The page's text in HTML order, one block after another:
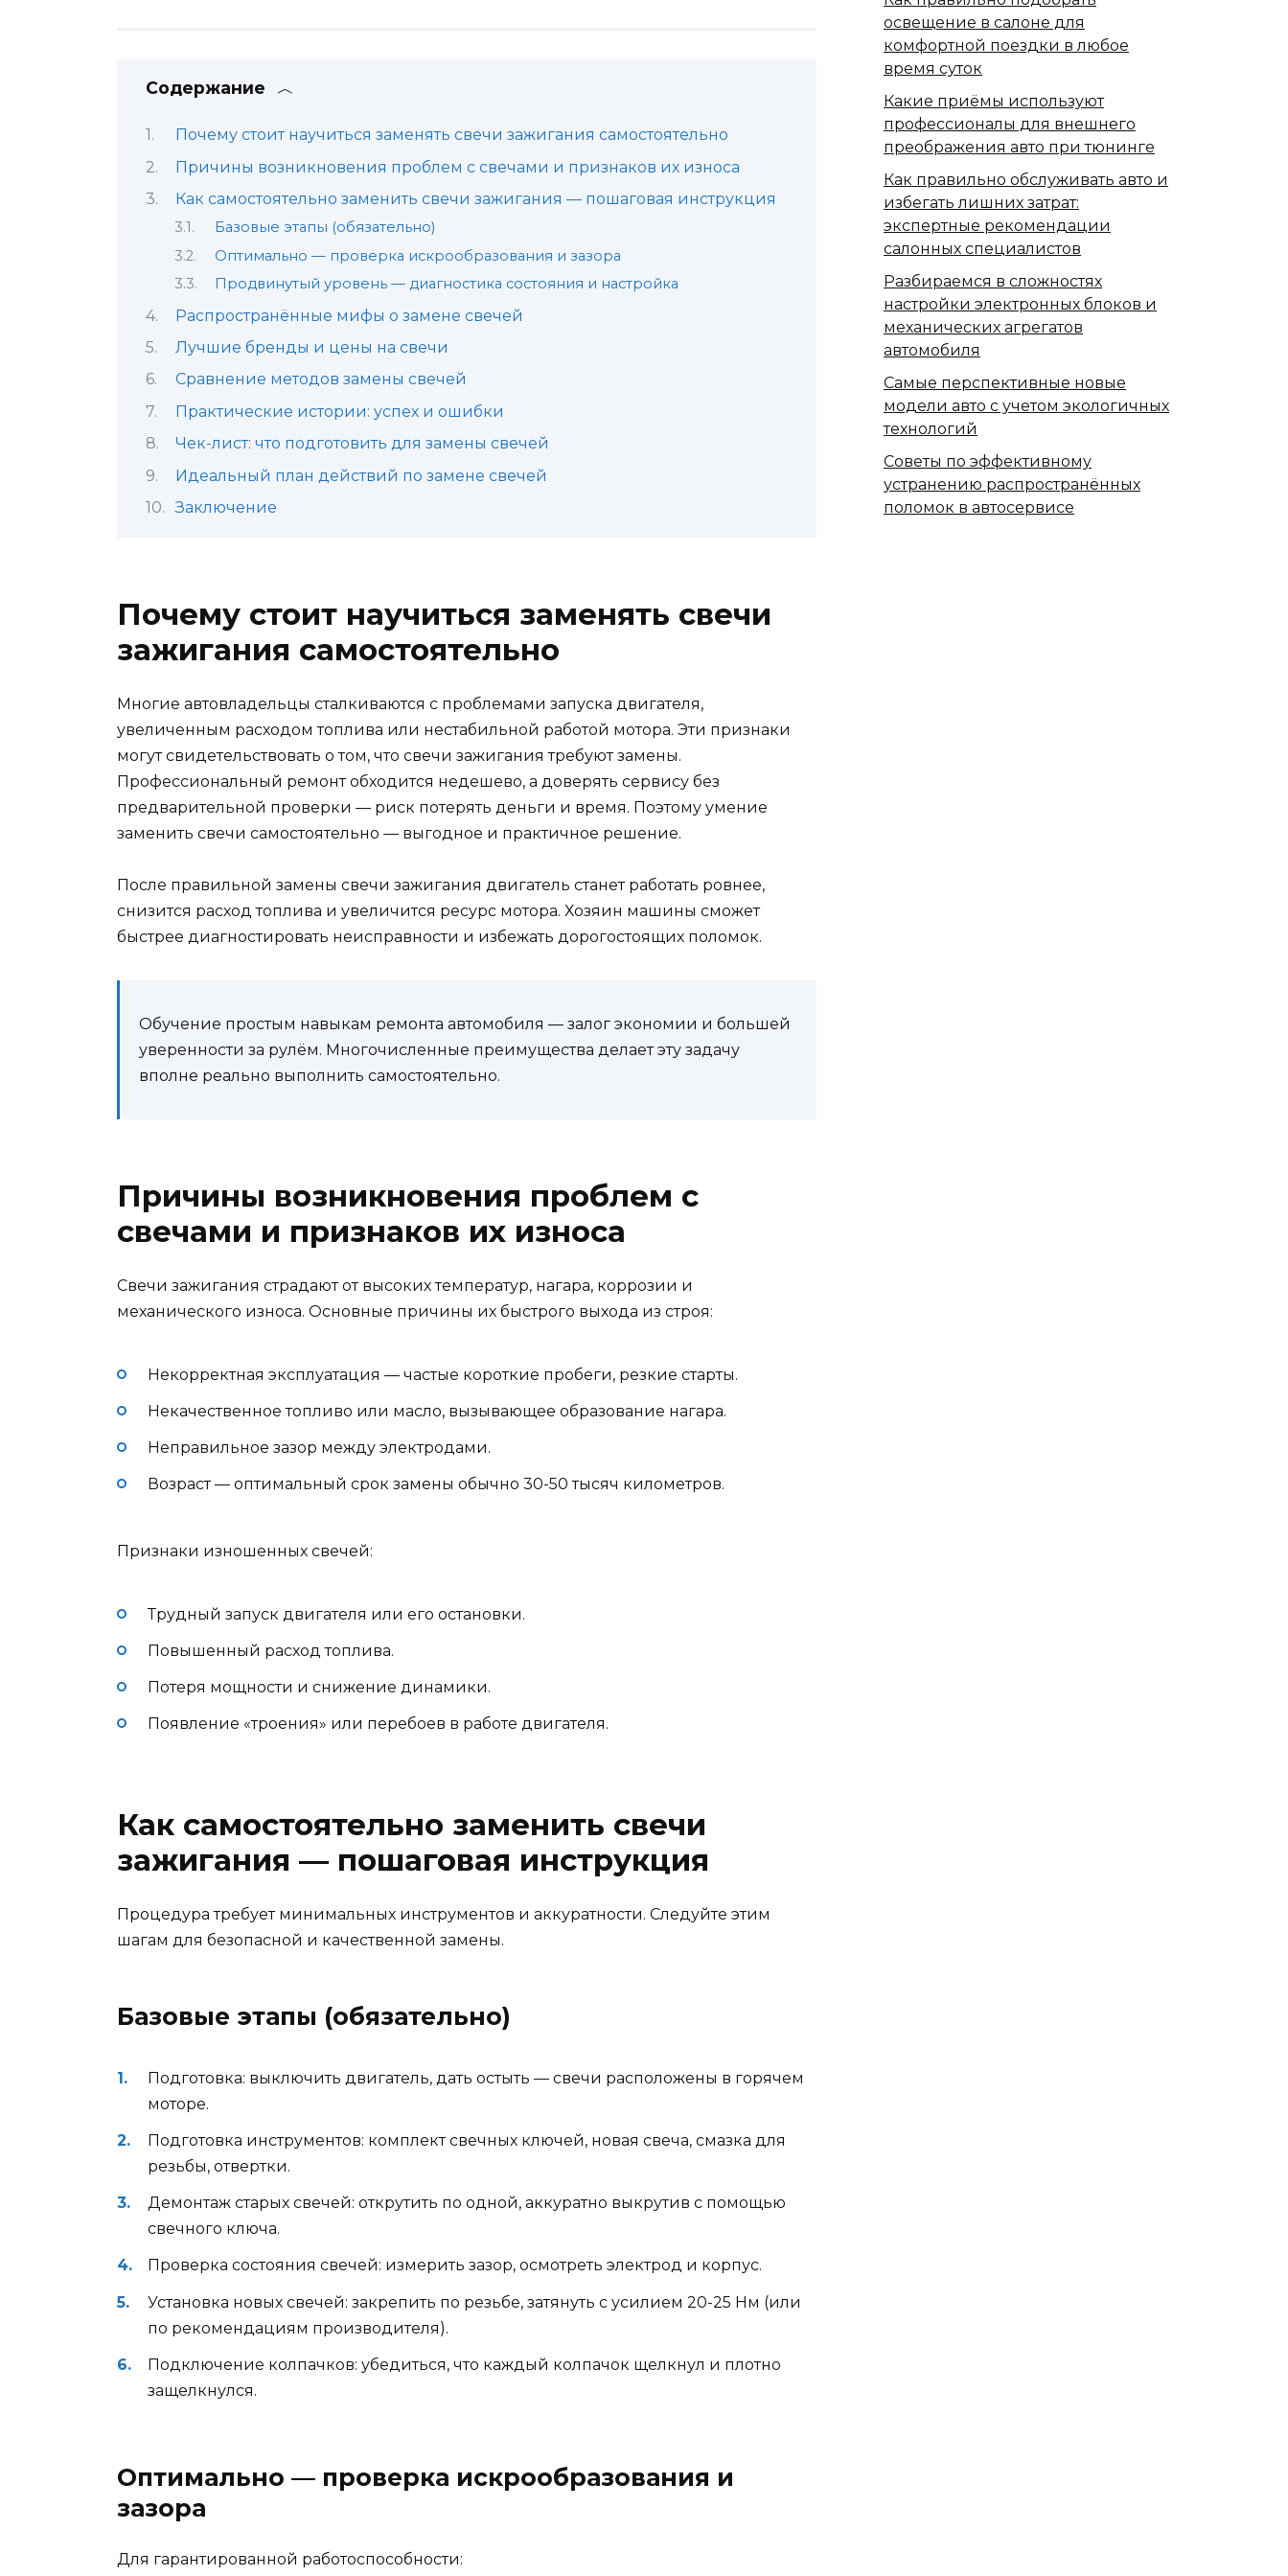
Содержание
Почему стоит научиться заменять свечи зажигания самостоятельно
Причины возникновения проблем с свечами и признаков их износа
Как самостоятельно заменить свечи зажигания — пошаговая инструкция
Базовые этапы (обязательно)
Оптимально — проверка искрообразования и зазора
Продвинутый уровень — диагностика состояния и настройка
Распространённые мифы о замене свечей
Лучшие бренды и цены на свечи
Сравнение методов замены свечей
Практические истории: успех и ошибки
Чек-лист: что подготовить для замены свечей
Идеальный план действий по замене свечей
Заключение
Почему стоит научиться заменять свечи
зажигания самостоятельно
Многие автовладельцы сталкиваются с проблемами запуска двигателя,
увеличенным расходом топлива или нестабильной работой мотора. Эти признаки
могут свидетельствовать о том, что свечи зажигания требуют замены.
Профессиональный ремонт обходится недешево, а доверять сервису без
предварительной проверки — риск потерять деньги и время. Поэтому умение
заменить свечи самостоятельно — выгодное и практичное решение.
После правильной замены свечи зажигания двигатель станет работать ровнее,
снизится расход топлива и увеличится ресурс мотора. Хозяин машины сможет
быстрее диагностировать неисправности и избежать дорогостоящих поломок.
Обучение простым навыкам ремонта автомобиля — залог экономии и большей
уверенности за рулём. Многочисленные преимущества делает эту задачу
вполне реально выполнить самостоятельно.
Причины возникновения проблем с
свечами и признаков их износа
Свечи зажигания страдают от высоких температур, нагара, коррозии и
механического износа. Основные причины их быстрого выхода из строя:
Некорректная эксплуатация — частые короткие пробеги, резкие старты.
Некачественное топливо или масло, вызывающее образование нагара.
Неправильное зазор между электродами.
Возраст — оптимальный срок замены обычно 30-50 тысяч километров.
Признаки изношенных свечей:
Трудный запуск двигателя или его остановки.
Повышенный расход топлива.
Потеря мощности и снижение динамики.
Появление «троения» или перебоев в работе двигателя.
Как самостоятельно заменить свечи
зажигания — пошаговая инструкция
Процедура требует минимальных инструментов и аккуратности. Следуйте этим
шагам для безопасной и качественной замены.
Базовые этапы (обязательно)
Подготовка: выключить двигатель, дать остыть — свечи расположены в горячем
моторе.
Подготовка инструментов: комплект свечных ключей, новая свеча, смазка для
резьбы, отвертки.
Демонтаж старых свечей: открутить по одной, аккуратно выкрутив с помощью
свечного ключа.
Проверка состояния свечей: измерить зазор, осмотреть электрод и корпус.
Установка новых свечей: закрепить по резьбе, затянуть с усилием 20-25 Нм (или
по рекомендациям производителя).
Подключение колпачков: убедиться, что каждый колпачок щелкнул и плотно
защелкнулся.
Оптимально — проверка искрообразования и
зазора
Для гарантированной работоспособности:
освещение в салоне для
комфортной поездки в любое
время суток
Какие приёмы используют
профессионалы для внешнего
преображения авто при тюнинге
Как правильно обслуживать авто и
избегать лишних затрат:
экспертные рекомендации
салонных специалистов
Разбираемся в сложностях
настройки электронных блоков и
механических агрегатов
автомобиля
Самые перспективные новые
модели авто с учетом экологичных
технологий
Советы по эффективному
устранению распространённых
поломок в автосервисе